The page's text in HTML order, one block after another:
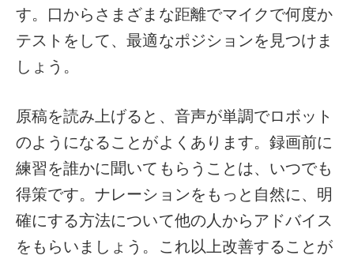
す。口からさまざまな距離でマイクで何度か
テストをして、最適なポジションを見つけま
しょう。
原稿を読み上げると、音声が単調でロボット
のようになることがよくあります。録画前に
練習を誰かに聞いてもらうことは、いつでも
得策です。ナレーションをもっと自然に、明
確にする方法について他の人からアドバイス
をもらいましょう。これ以上改善することが